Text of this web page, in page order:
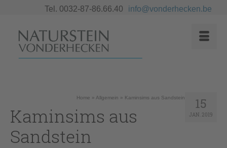
Tel. 0032-87-86.66.40 info@vonderhecken.be
15
JAN. 2019
Home » Allgemein » Kaminsims aus Sandstein
Kaminsims aus
Sandstein